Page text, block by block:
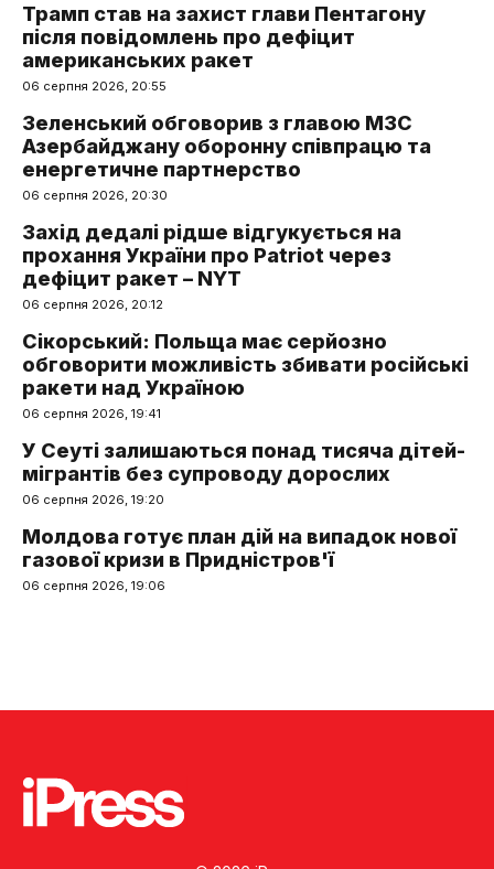
Трамп став на захист глави Пентагону
після повідомлень про дефіцит
американських ракет
06 серпня 2026, 20:55
Зеленський обговорив з главою МЗС
Азербайджану оборонну співпрацю та
енергетичне партнерство
06 серпня 2026, 20:30
Захід дедалі рідше відгукується на
прохання України про Patriot через
дефіцит ракет – NYT
06 серпня 2026, 20:12
Сікорський: Польща має серйозно
обговорити можливість збивати російські
ракети над Україною
06 серпня 2026, 19:41
У Сеуті залишаються понад тисяча дітей-
мігрантів без супроводу дорослих
06 серпня 2026, 19:20
Молдова готує план дій на випадок нової
газової кризи в Придністров'ї
06 серпня 2026, 19:06